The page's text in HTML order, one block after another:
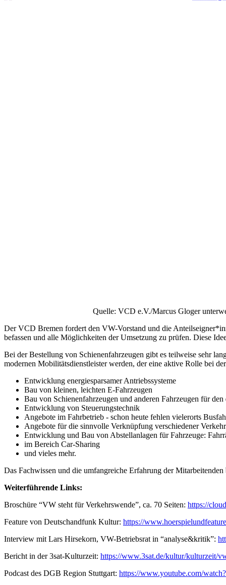
Quelle: VCD e.V./Marcus Gloger
Der VCD Bremen fordert den VW-Vorstand und die
befassen und alle Möglichkeiten der Umsetzung zu prüfen. Diese
Bei der Bestellung von Schienenfahrzeugen gibt es teilweise sehr
modernen Mobilitätsdienstleister werden, der eine aktive Rolle bei
Entwicklung energiesparsamer Antriebssysteme
Bau von kleinen, leichten E-Fahrzeugen
Bau von Schienenfahrzeugen und anderen Fahrzeugen für
Entwicklung von Steuerungstechnik
Angebote im Fahrbetrieb - schon heute fehlen vielerorts
Angebote für die sinnvolle Verknüpfung verschiedener
Entwicklung und Bau von Abstellanlagen für Fahrzeuge:
im Bereich Car-Sharing
und vieles mehr.
Das Fachwissen und die umfangreiche Erfahrung der
Weiterführende Links:
Broschüre “VW steht für Verkehrswende”, ca. 70 Seiten: https://
Feature von Deutschandfunk Kultur: https://
Interview mit Lars Hirsekorn, VW-Betriebsrat in “analyse&kritik”:
Bericht in der 3sat-Kulturzeit: https://www.3sat.de/kultur/kulturzeit/
Podcast des DGB Region Stuttgart: https://www.youtube.com/